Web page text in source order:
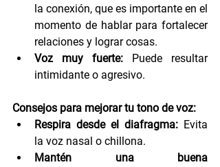
la conexión, que es importante en el
momento de hablar para fortalecer
relaciones y lograr cosas.
Voz muy fuerte: Puede resultar
intimidante o agresivo.
Consejos para mejorar tu tono de voz:
Respira desde el diafragma: Evita
la voz nasal o chillona.
Mantén una buena